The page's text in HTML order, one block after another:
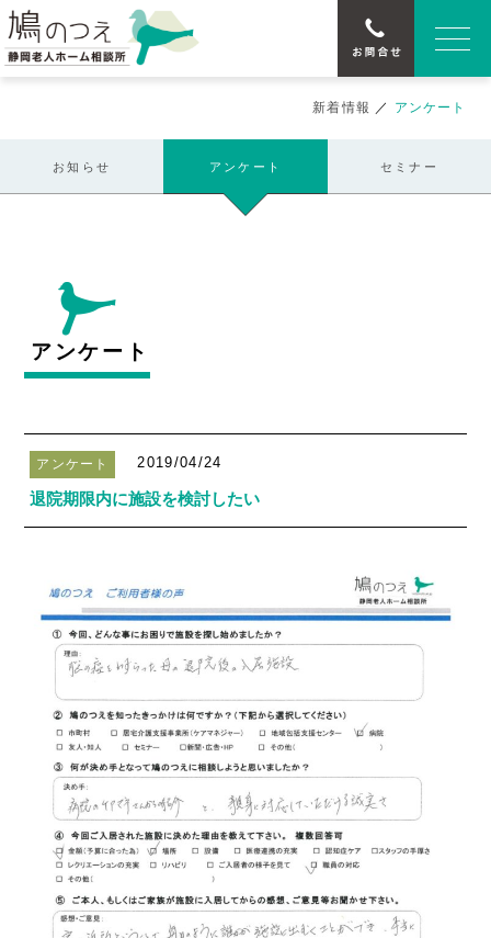
新着情報 ／ アンケート
お知らせ アンケート セミナー
アンケート
アンケート 2019/04/24
退院期限内に施設を検討したい